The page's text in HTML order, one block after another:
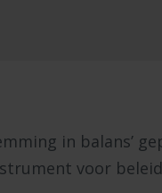
in balans’
voor